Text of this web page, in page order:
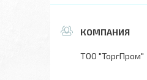
ТОО "ТоргПром"